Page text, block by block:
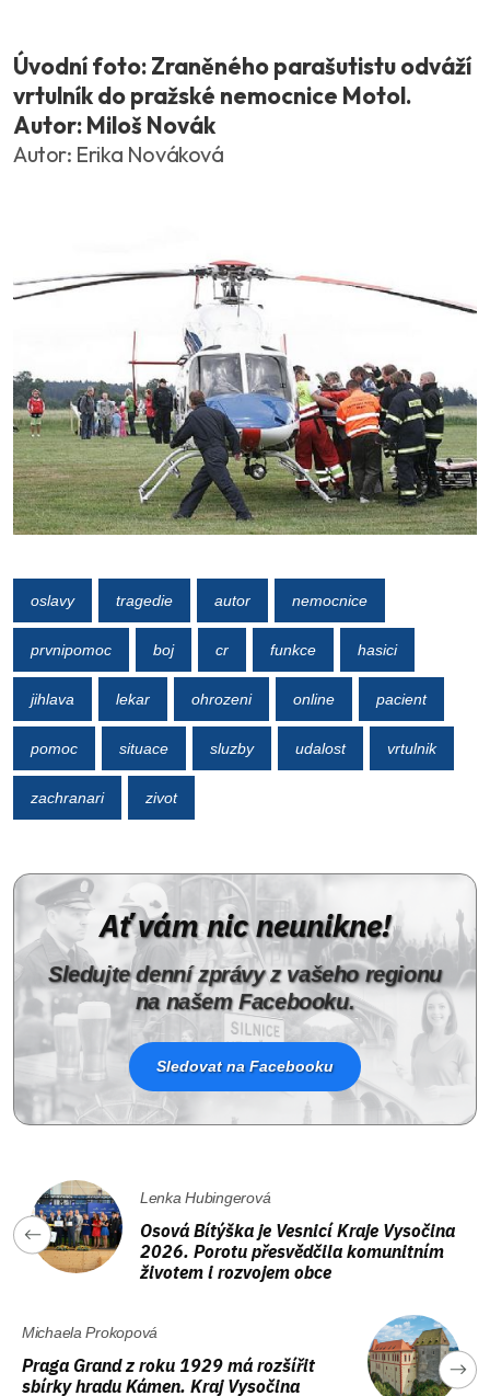
Úvodní foto: Zraněného parašutistu odváží
vrtulník do pražské nemocnice Motol.
Autor: Miloš Novák
Autor: Erika Nováková
oslavy tragedie autor nemocnice
prvnipomoc boj cr funkce hasici
jihlava lekar ohrozeni online pacient
pomoc situace sluzby udalost vrtulnik
zachranari zivot
Ať vám nic neunikne!
Sledujte denní zprávy z vašeho regionu
na našem Facebooku.
Sledovat na Facebooku
Lenka Hubingerová
Osová Bítýška je Vesnicí Kraje Vysočina
2026. Porotu přesvědčila komunitním
životem i rozvojem obce
Michaela Prokopová
Praga Grand z roku 1929 má rozšířit
sbírky hradu Kámen. Kraj Vysočina